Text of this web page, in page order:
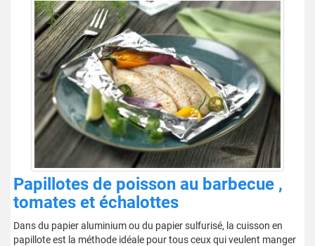
Papillotes de poisson au barbecue ,
tomates et échalottes
Dans du papier aluminium ou du papier sulfurisé, la cuisson en
papillote est la méthode idéale pour tous ceux qui veulent manger